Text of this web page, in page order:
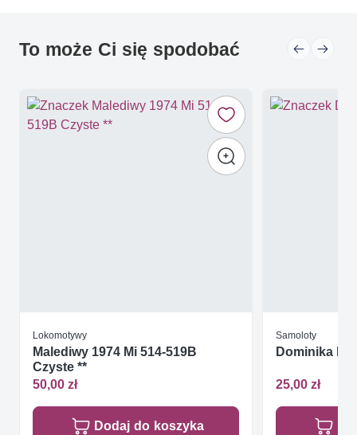
To może Ci się spodobać
Lokomotywy
Malediwy 1974 Mi 514-519B
Czyste **
50,00 zł
Dodaj do koszyka
Samoloty
25,00 zł